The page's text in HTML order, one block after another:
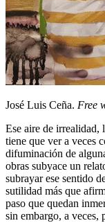
José Luis Ceña. Free
Ese aire de irrealidad,
tiene que ver a veces
difuminación de
obras subyace un
subrayar ese sentido
sutilidad más que
paso que quedan
sin embargo, a veces,